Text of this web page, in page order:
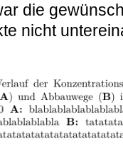
die
nicht